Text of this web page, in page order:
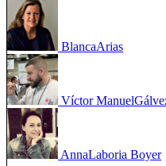
BlancaArias
Víctor Manuel
AnnaLaboria Boyer